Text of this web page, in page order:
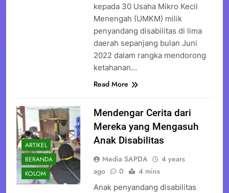
kepada 30 Usaha Mikro Kecil
Menengah (UMKM) milik
penyandang disabilitas di lima
daerah sepanjang bulan Juni
2022 dalam rangka mendorong
ketahanan…
Read More
ARTIKEL
BERANDA
KOLOM
Mendengar Cerita dari
Mereka yang Mengasuh
Anak Disabilitas
Media SAPDA
4 years
ago
0 4 mins
Anak penyandang disabilitas